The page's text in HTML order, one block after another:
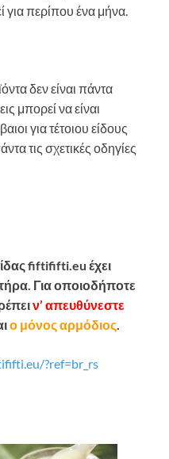
για περίπου ένα μήνα.
δεν είναι πάντα
μπορεί να είναι
για τέτοιου είδους
τις σχετικές οδηγίες
fiftififti.eu έχει
Για οποιοδήποτε
ν’ απευθύνεστε
ο μόνος αρμόδιος.
?ref=br_rs